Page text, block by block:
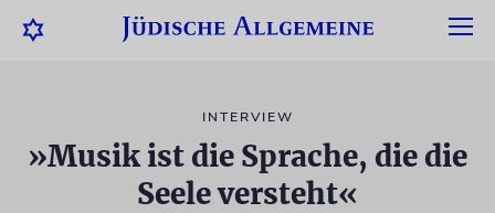
INTERVIEW
»Musik ist die Sprache, die die
Seele versteht«